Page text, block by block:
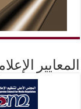
المعايير